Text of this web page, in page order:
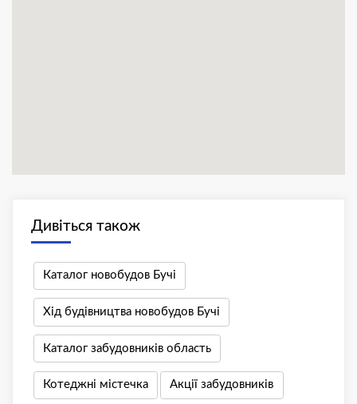
Дивіться також
Каталог новобудов Бучі
Хід будівництва новобудов Бучі
Каталог забудовників область
Котеджні містечка Акції забудовників